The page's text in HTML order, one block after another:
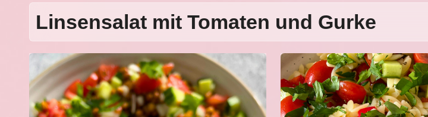
Linsensalat mit Tomaten und Gurke